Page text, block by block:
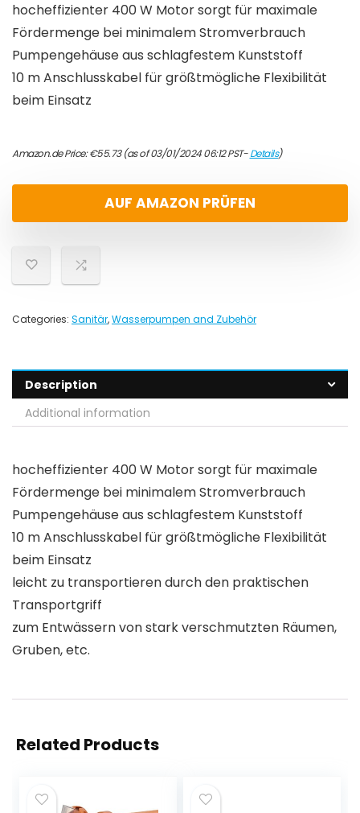
hocheffizienter 400 W Motor sorgt für maximale
Fördermenge bei minimalem Stromverbrauch
Pumpengehäuse aus schlagfestem Kunststoff
10 m Anschlusskabel für größtmögliche Flexibilität
beim Einsatz
Amazon.de Price:€55.73(as of 03/01/2024 06:12 PST-Details)
AUF AMAZON PRÜFEN
Categories: Sanitär,Wasserpumpen and Zubehör
Description
Additional information
hocheffizienter 400 W Motor sorgt für maximale
Fördermenge bei minimalem Stromverbrauch
Pumpengehäuse aus schlagfestem Kunststoff
10 m Anschlusskabel für größtmögliche Flexibilität
beim Einsatz
leicht zu transportieren durch den praktischen
Transportgriff
zum Entwässern von stark verschmutzten Räumen,
Gruben, etc.
Related Products